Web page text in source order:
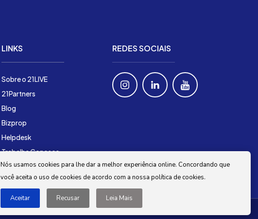
LINKS
Sobre o 21LIVE
21Partners
Blog
Bizprop
Helpdesk
Trabalhe Conosco
REDES SOCIAIS
Política de Privacidade
Nós usamos cookies para lhe dar a melhor experiência online. Concordando que
você aceita o uso de cookies de acordo com a nossa política de cookies.
Aceitar Recusar Leia Mais